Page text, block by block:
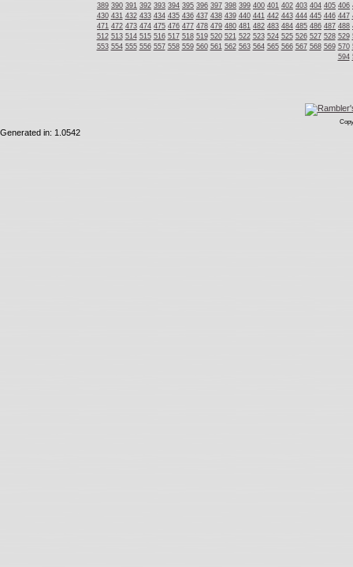
389 390 391 392 393 394 395 396 397 398 399 400 401 402 403 404 405 406
430 431 432 433 434 435 436 437 438 439 440 441 442 443 444 445 446 447
471 472 473 474 475 476 477 478 479 480 481 482 483 484 485 486 487 488
512 513 514 515 516 517 518 519 520 521 522 523 524 525 526 527 528 529
553 554 555 556 557 558 559 560 561 562 563 564 565 566 567 568 569 570
594
Generated in: 1.0542